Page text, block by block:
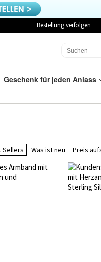
Bestellung verfolgen
Geschenk für jeden Anlass
Sellers Was ist neu Preis